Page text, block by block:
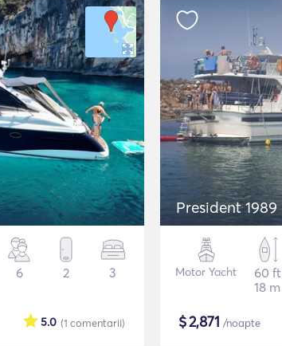
6 2 3
(1 comentarii)
5.0
President 1989
Motor Yacht
60 ft
18 m
$2,871 /noapte